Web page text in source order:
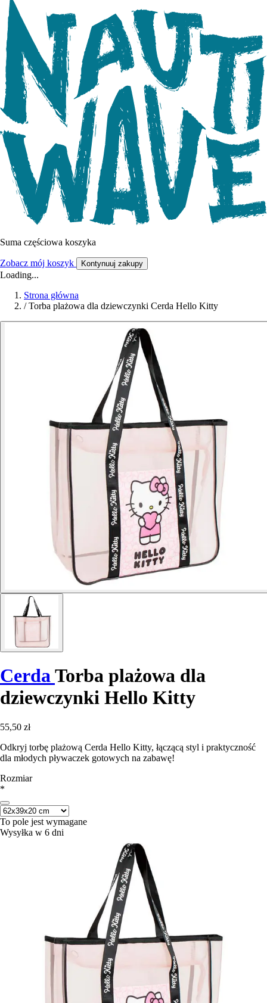
Suma częściowa koszyka
Zobacz mój koszyk Kontynuuj zakupy
Loading...
Strona główna
/ Torba plażowa dla dziewczynki Cerda Hello Kitty
CerdaTorba plażowa dla
dziewczynki Hello Kitty
55,50 zł
Odkryj torbę plażową Cerda Hello Kitty, łączącą styl i praktyczność
dla młodych pływaczek gotowych na zabawę!
Rozmiar
*
To pole jest wymagane
Wysyłka w 6 dni